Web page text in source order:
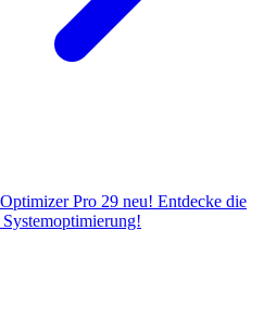
Pro 29 neu! Entdecke die